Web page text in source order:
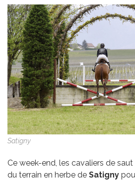
Satigny
Ce week-end, les cavaliers de
du terrain en herbe de Satigny